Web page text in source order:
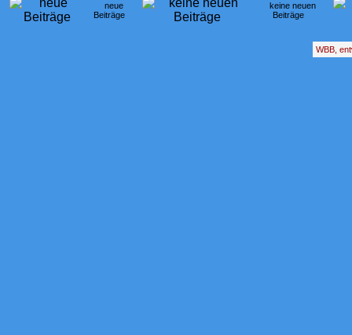
neue
Beiträge
keine neuen
Beiträge
WBB,